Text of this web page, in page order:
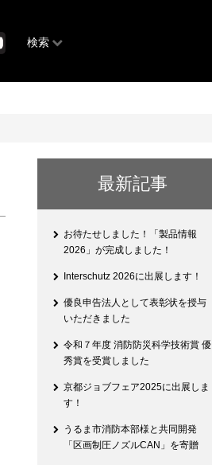
検索
最新記事
お待たせしました！「製品情報
2026」が完成しました！
Interschutz 2026に出展します！
優良申告法人として表彰状を授与
いただきました
令和７年度 消防防災科学技術賞 優
秀賞を受賞しました
京都ジョブフェア2025に出展しま
す！
うるま市消防本部様と共同開発
「区画制圧ノズルCAN」を寄贈